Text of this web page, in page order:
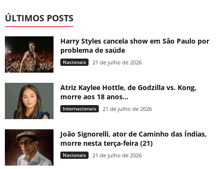
ÚLTIMOS POSTS
Harry Styles cancela show em São Paulo por
problema de saúde
Nacionais 21 de julho de 2026
Atriz Kaylee Hottle, de Godzilla vs. Kong,
morre aos 18 anos...
Internacionais 21 de julho de 2026
João Signorelli, ator de Caminho das Índias,
morre nesta terça-feira (21)
Nacionais 21 de julho de 2026